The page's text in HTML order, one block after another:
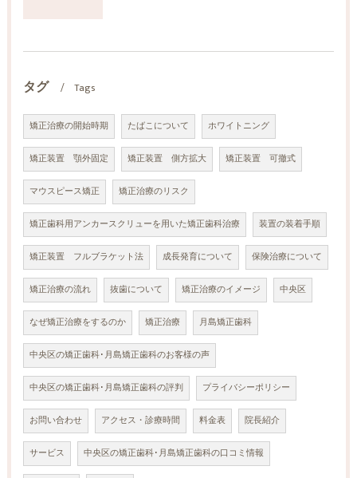
タグ Tags
矯正治療の開始時期 たばこについて ホワイトニング
矯正装置 顎外固定 矯正装置 側方拡大 矯正装置 可撤式
マウスピース矯正 矯正治療のリスク
矯正歯科用アンカースクリューを用いた矯正歯科治療 装置の装着手順
矯正装置 フルブラケット法 成長発育について 保険治療について
矯正治療の流れ 抜歯について 矯正治療のイメージ 中央区
なぜ矯正治療をするのか 矯正治療 月島矯正歯科
中央区の矯正歯科･月島矯正歯科のお客様の声
中央区の矯正歯科･月島矯正歯科の評判 プライバシーポリシー
お問い合わせ アクセス・診療時間 料金表 院長紹介
サービス 中央区の矯正歯科･月島矯正歯科の口コミ情報